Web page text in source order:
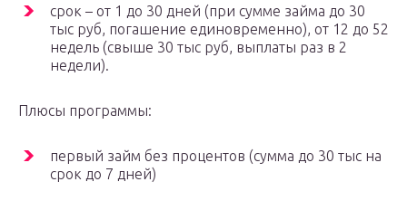
срок – от 1 до 30 дней (при сумме займа до 30
тыс руб, погашение единовременно), от 12 до 52
недель (свыше 30 тыс руб, выплаты раз в 2
недели).
Плюсы программы:
первый займ без процентов (сумма до 30 тыс на
срок до 7 дней)